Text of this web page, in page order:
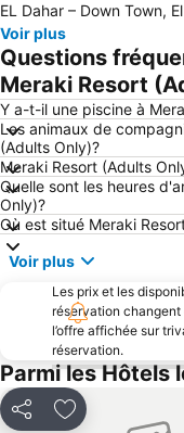
Bordiehns
Papas Beach Club
El Kawthar
EL Dahar – Down Town,
Voir plus
Questions
Meraki Resort
Y a-t-il une piscine à
Les animaux de
(Adults Only)?
Meraki Resort (Adults
Quelle sont les heures
Only)?
Où est situé Meraki
Voir plus
Les prix et les
réservation
l’offre affichée sur
réservation.
Parmi les Hôtels
PartagerAjouter à mes